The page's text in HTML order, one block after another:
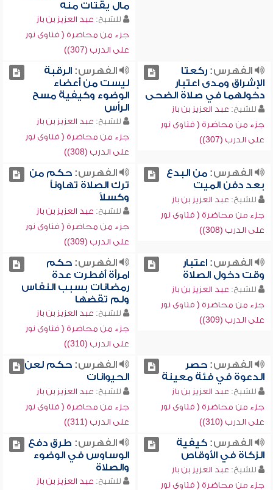
مال يقتات منه
للشيخ: عبد العزيز بن باز
جزء من محاضرة ( فتاوى نور
على الدرب (307))
الفهرس:ركعتا
الإشراق ومدى اعتبار
دخولهما في صلاة الضحى
للشيخ: عبد العزيز بن باز
جزء من محاضرة ( فتاوى نور
على الدرب (307))
الفهرس:الرقبة
ليست من أعضاء
الوضوء وكيفية مسح
الرأس
للشيخ: عبد العزيز بن باز
جزء من محاضرة ( فتاوى نور
على الدرب (308))
الفهرس:من البدع
بعد دفن الميت
للشيخ: عبد العزيز بن باز
جزء من محاضرة ( فتاوى نور
على الدرب (308))
الفهرس:حكم من
ترك الصلاة تهاوناً
وكسلاً
للشيخ: عبد العزيز بن باز
جزء من محاضرة ( فتاوى نور
على الدرب (309))
الفهرس:اعتبار
وقت دخول الصلاة
للشيخ: عبد العزيز بن باز
جزء من محاضرة ( فتاوى نور
على الدرب (309))
الفهرس:حكم
امرأة أفطرت عدة
رمضانات بسبب النفاس
ولم تقضها
للشيخ: عبد العزيز بن باز
جزء من محاضرة ( فتاوى نور
على الدرب (310))
الفهرس:حصر
الدعوة في فئة معينة
للشيخ: عبد العزيز بن باز
جزء من محاضرة ( فتاوى نور
على الدرب (310))
الفهرس:حكم لعن
الحيوانات
للشيخ: عبد العزيز بن باز
جزء من محاضرة ( فتاوى نور
على الدرب (311))
الفهرس:كيفية
الزكاة في الأوقاص
للشيخ: عبد العزيز بن باز
جزء من محاضرة ( فتاوى نور
الفهرس: طرق دفع
الوساوس في الوضوء
والصلاة
للشيخ: عبد العزيز بن باز